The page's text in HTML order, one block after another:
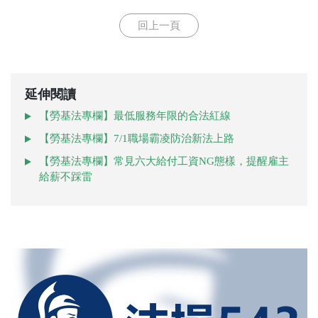
回上一頁
延伸閱讀
【勞基法專欄】最低服務年限的合法紅線
【勞基法專欄】7/1職場霸凌防治新法上路
【勞基法專欄】常見六大給付工資NG態樣，提醒雇主
給薪不踩雷